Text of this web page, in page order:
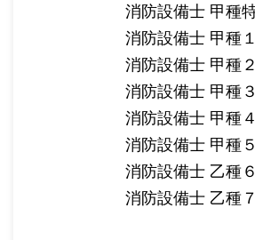
消防設備士 甲種
消防設備士 甲種
消防設備士 甲種
消防設備士 甲種
消防設備士 甲種
消防設備士 甲種
消防設備士 乙種
消防設備士 乙種